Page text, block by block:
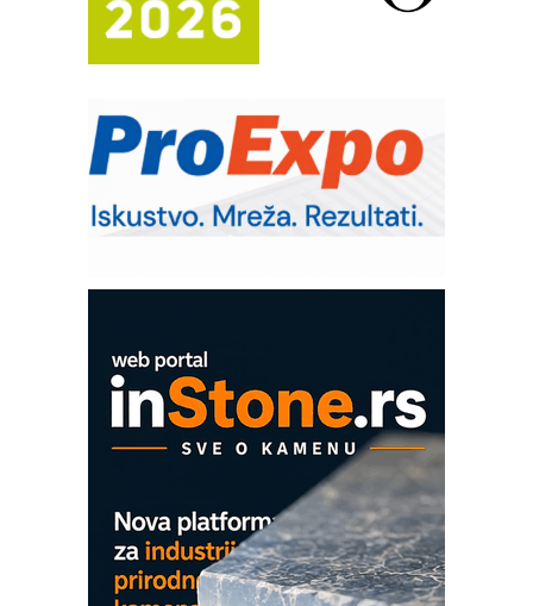
Efikasno upravljanje energijom
Automatizacija pakovanja · Display
(Shelf-Ready) omotnice
sistema
Trajna oznaka kao dugoročna korist
Bezbednost na prvom mestu!
SKF Y-ležajne jedinice za
era CNC merenja
OBO sistemi mrežastih nosača kablova
Proizvodnja iC7 Hybrid 1500 VDC
mrežnog pretvarača sa tečnim